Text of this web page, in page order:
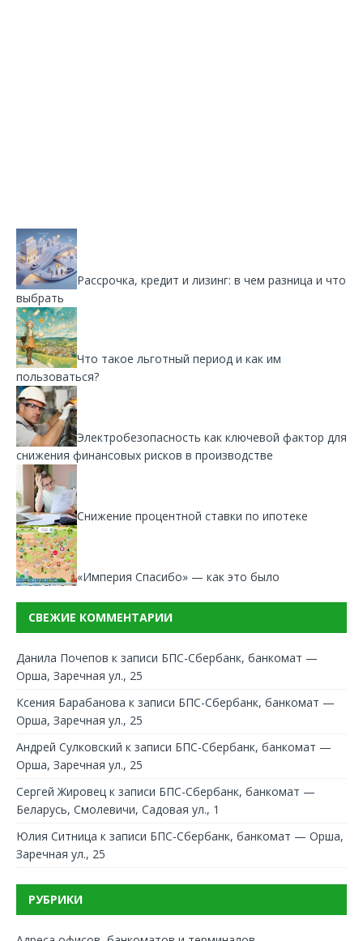
Рассрочка, кредит и лизинг: в чем разница и что
выбрать
Что такое льготный период и как им
пользоваться?
Электробезопасность как ключевой фактор для
снижения финансовых рисков в производстве
Снижение процентной ставки по ипотеке
«Империя Спасибо» — как это было
СВЕЖИЕ КОММЕНТАРИИ
Данила Почепов к записи БПС-Сбербанк, банкомат —
Орша, Заречная ул., 25
Ксения Барабанова к записи БПС-Сбербанк, банкомат —
Орша, Заречная ул., 25
Андрей Сулковский к записи БПС-Сбербанк, банкомат —
Орша, Заречная ул., 25
Сергей Жировец к записи БПС-Сбербанк, банкомат —
Беларусь, Смолевичи, Садовая ул., 1
Юлия Ситница к записи БПС-Сбербанк, банкомат — Орша,
Заречная ул., 25
РУБРИКИ